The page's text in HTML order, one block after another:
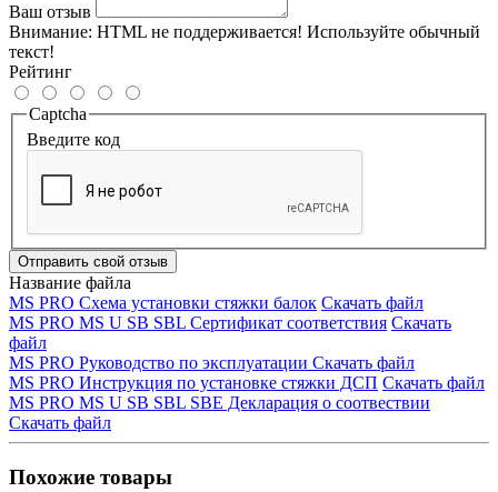
Ваш отзыв
Внимание: HTML не поддерживается! Используйте обычный
текст!
Рейтинг
Captcha
Введите код
Отправить свой отзыв
Название файла
MS PRO Схема установки стяжки балок Скачать файл
MS PRO MS U SB SBL Сертификат соответствия Скачать
файл
MS PRO Руководство по эксплуатации Скачать файл
MS PRO Инструкция по установке стяжки ДСП Скачать файл
MS PRO MS U SB SBL SBE Декларация о соотвествии
Скачать файл
Похожие товары